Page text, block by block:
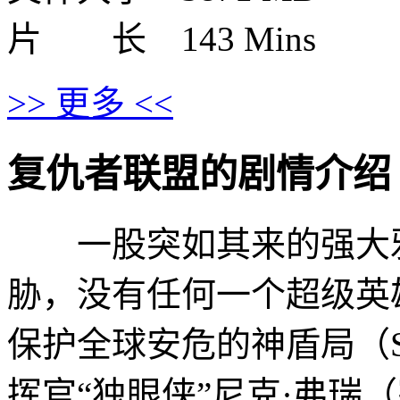
片 长 143 Mins
>> 更多 <<
复仇者联盟的剧情介绍 ·
一股突如其来的强大
胁，没有任何一个超级
保护全球安危的神盾局